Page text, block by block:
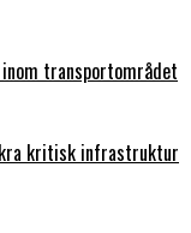
transportområdet
kritisk infrastruktur